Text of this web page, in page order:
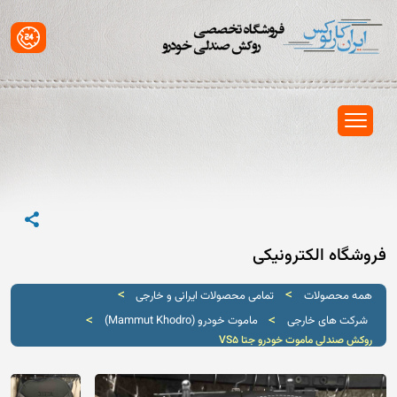
فروشگاه الکترونیکی
همه محصولات > تمامی محصولات ایرانی و خارجی >
شرکت های خارجی > ماموت خودرو (Mammut Khodro) >
روکش صندلی ماموت خودرو جتا VS5